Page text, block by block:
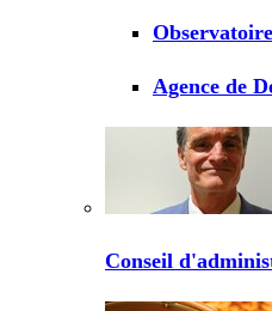
Agence de
Conseil